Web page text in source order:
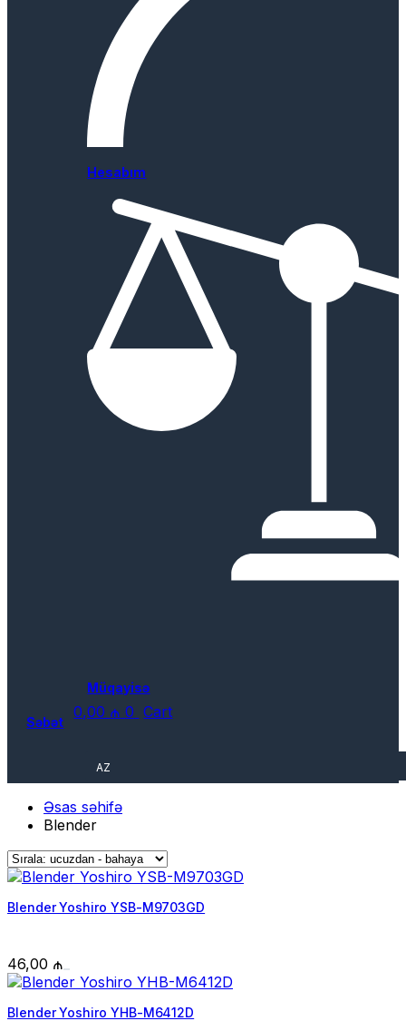
Hesabım
Müqayisə
0,00 ₼ 0 Cart
Səbət
AZ
Əsas səhifə
Blender
Blender Yoshiro YSB-M9703GD
46,00 ₼
Blender Yoshiro YHB-M6412D